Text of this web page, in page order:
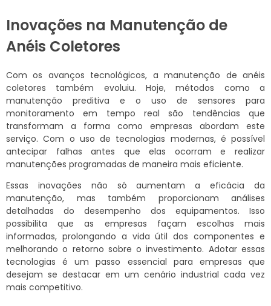
Inovações na Manutenção de
Anéis Coletores
Com os avanços tecnológicos, a manutenção de anéis
coletores também evoluiu. Hoje, métodos como a
manutenção preditiva e o uso de sensores para
monitoramento em tempo real são tendências que
transformam a forma como empresas abordam este
serviço. Com o uso de tecnologias modernas, é possível
antecipar falhas antes que elas ocorram e realizar
manutenções programadas de maneira mais eficiente.
Essas inovações não só aumentam a eficácia da
manutenção, mas também proporcionam análises
detalhadas do desempenho dos equipamentos. Isso
possibilita que as empresas façam escolhas mais
informadas, prolongando a vida útil dos componentes e
melhorando o retorno sobre o investimento. Adotar essas
tecnologias é um passo essencial para empresas que
desejam se destacar em um cenário industrial cada vez
mais competitivo.